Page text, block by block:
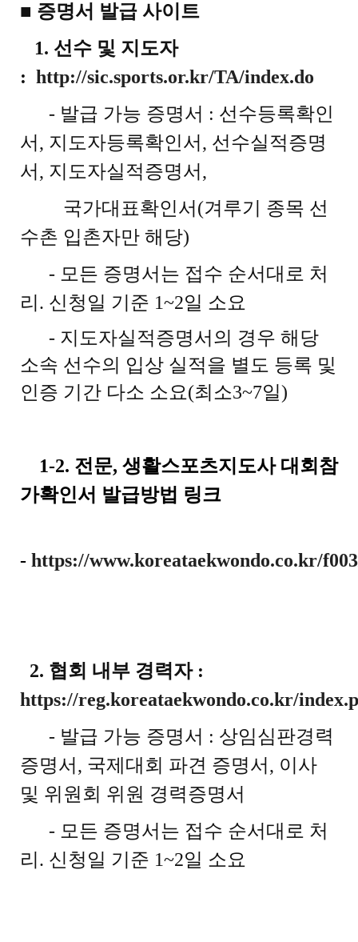
■ 증명서 발급 사이트
1. 선수 및 지도자
: http://sic.sports.or.kr/TA/index.do
- 발급 가능 증명서 : 선수등록확인
서, 지도자등록확인서, 선수실적증명
서, 지도자실적증명서,
국가대표확인서(겨루기 종목 선
수촌 입촌자만 해당)
- 모든 증명서는 접수 순서대로 처
리. 신청일 기준 1~2일 소요
- 지도자실적증명서의 경우 해당
소속 선수의 입상 실적을 별도 등록 및
인증 기간 다소 소요(최소3~7일)
1-2. 전문, 생활스포츠지도사 대회참
가확인서 발급방법 링크
- https://www.koreataekwondo.co.kr/
2. 협회 내부 경력자 :
https://reg.koreataekwondo.co.kr/
- 발급 가능 증명서 : 상임심판경력
증명서, 국제대회 파견 증명서, 이사
및 위원회 위원 경력증명서
- 모든 증명서는 접수 순서대로 처
리. 신청일 기준 1~2일 소요